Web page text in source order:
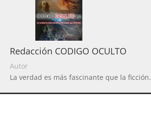
Redacción CODIGO OCULTO
Autor
La verdad es más fascinante que la ficción.